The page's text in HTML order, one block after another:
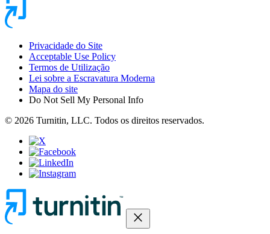
Privacidade do Site
Acceptable Use Policy
Termos de Utilização
Lei sobre a Escravatura Moderna
Mapa do site
Do Not Sell My Personal Info
© 2026 Turnitin, LLC. Todos os direitos reservados.
close